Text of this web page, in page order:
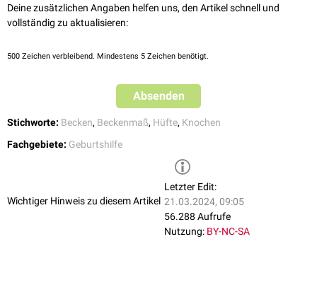
man sie indirekt, indem man von der Conjugata diagonalis1,5 cm
abzieht.
Deine zusätzlichen Angaben helfen uns, den Artikel schnell und
vollständig zu aktualisieren:
500 Zeichen verbleibend. Mindestens 5 Zeichen benötigt.
Absenden
Stichworte: Becken, Beckenmaß, Hüfte, Knochen
Fachgebiete: Geburtshilfe
Wichtiger Hinweis zu diesem Artikel
Letzter Edit:
21.03.2024, 09:05
56.288 Aufrufe
Nutzung: BY-NC-SA